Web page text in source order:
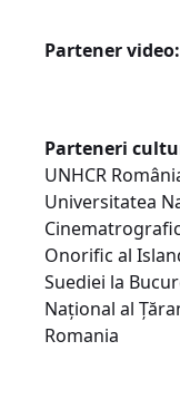
Partener video:
Parteneri
UNHCR
Universitatea
Onorific al
Suediei la
Național al
Romania